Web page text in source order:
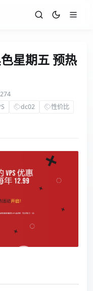
星期五 预热
274
dc02
性价比